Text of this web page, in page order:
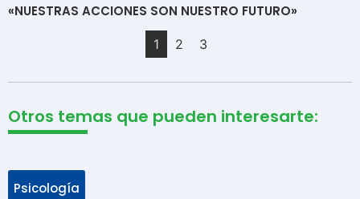
«NUESTRAS ACCIONES SON NUESTRO FUTURO»
1 2 3
Otros temas que pueden interesarte:
Psicología